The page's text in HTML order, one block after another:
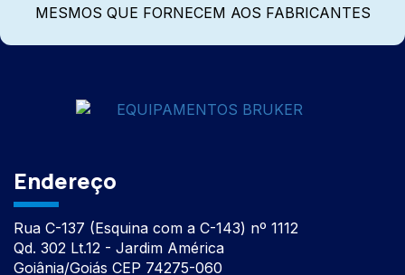
MESMOS QUE FORNECEM AOS FABRICANTES
Endereço
Rua C-137 (Esquina com a C-143) nº 1112
Qd. 302 Lt.12 - Jardim América
Goiânia/Goiás CEP 74275-060